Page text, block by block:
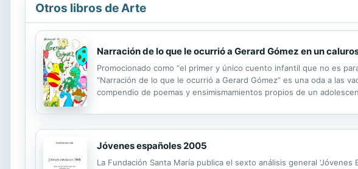
Otros libros de Arte
Narración de lo que le ocurrió a Gerard Gómez en un
Promocionado como “el primer y único cuento infantil que no es
“Narración de lo que le ocurrió a Gerard Gómez” es una oda a las
compendio de poemas y ensimismamientos propios de un
Jóvenes españoles 2005
La Fundación Santa María publica el sexto análisis general